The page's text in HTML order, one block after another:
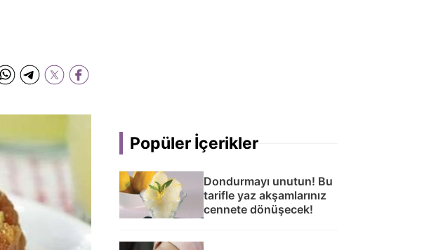
Popüler İçerikler
Dondurmayı unutun! Bu
tarifle yaz akşamlarınız
cennete dönüşecek!